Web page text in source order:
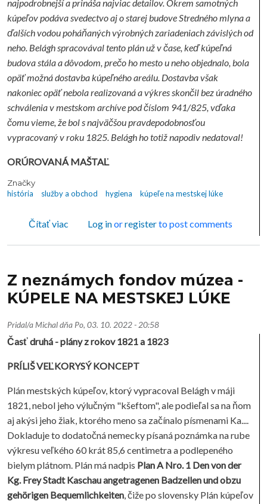
najpodrobnejší a prináša najviac detailov. Okrem samotných
kúpeľov podáva svedectvo aj o starej budove Stredného mlyna a
ďalších vodou poháňaných výrobných zariadeniach závislých od
neho. Belágh spracovával tento plán už v čase, keď kúpeľná
budova stála a dôvodom, prečo ho mesto u neho objednalo, bola
opäť možná dostavba kúpeľného areálu. Dostavba však
nakoniec opäť nebola realizovaná a výkres skončil bez úradného
schválenia v mestskom archíve pod číslom 941/825, vďaka
čomu vieme, že bol s najväčšou pravdepodobnosťou
vypracovaný v roku 1825. Belágh ho totiž napodiv nedatoval!
ORÚROVANÁ MAŠTAĽ
Značky
história
služby a obchod hygiena kúpeľe na mestskej lúke
Čítať viaco Z neznámych fondov múzea - KÚPELE NA
Log inorregisterto post comments
Z neznámych fondov múzea -
KÚPELE NA MESTSKEJ LÚKE
Pridal/a Michaldňa Po, 03. 10. 2022 - 20:58
Časť druhá - plány z rokov 1821 a 1823
PRÍLIŠ VEĽKORYSÝ KONCEPT
Plán mestských kúpeľov, ktorý vypracoval Belágh v máji
1821, nebol jeho výlučným "kšeftom", ale podieľal sa na ňom
aj akýsi jeho žiak, ktorého meno sa začínalo písmenami Ka....
Dokladuje to dodatočná nemecky písaná poznámka na rube
výkresu veľkého 60 krát 85,6 centimetra a podlepeného
bielym plátnom. Plán má nadpis Plan A Nro. 1 Den von der
Kg. Frey Stadt Kaschau angetragenen Badzellen und obzu
gehörigen Bequemlichkeiten , čiže po slovensky Plán kúpeľov